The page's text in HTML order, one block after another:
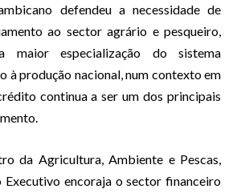
defendeu a necessidade de
ao sector agrário e pesqueiro,
maior especialização do sistema
à produção nacional, num contexto em
continua a ser um dos principais
da Agricultura, Ambiente e Pescas,
encoraja o sector financeiro